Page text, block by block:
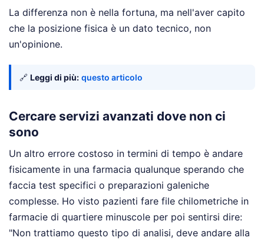
La differenza non è nella fortuna, ma nell'aver capito
che la posizione fisica è un dato tecnico, non
un'opinione.
🔗 Leggi di più: questo articolo
Cercare servizi avanzati dove non ci
sono
Un altro errore costoso in termini di tempo è andare
fisicamente in una farmacia qualunque sperando che
faccia test specifici o preparazioni galeniche
complesse. Ho visto pazienti fare file chilometriche in
farmacie di quartiere minuscole per poi sentirsi dire:
"Non trattiamo questo tipo di analisi, deve andare alla